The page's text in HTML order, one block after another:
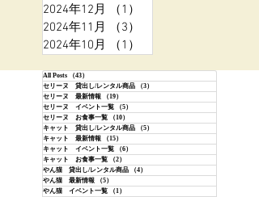
2024年12月
（1）
2024年11月
（3）
2024年10月
（1）
All Posts （43）
セリーヌ 貸出し/レンタル商品
（3）
セリーヌ 最新情報
（19）
セリーヌ イベント一覧
（5）
セリーヌ お食事一覧
（10）
キャット 貸出し/レンタル商品
（5）
キャット 最新情報
（15）
キャット イベント一覧
（6）
キャット お食事一覧
（2）
やん猫 貸出し/レンタル商品
（4）
やん猫 最新情報
（5）
やん猫 イベント一覧
（1）